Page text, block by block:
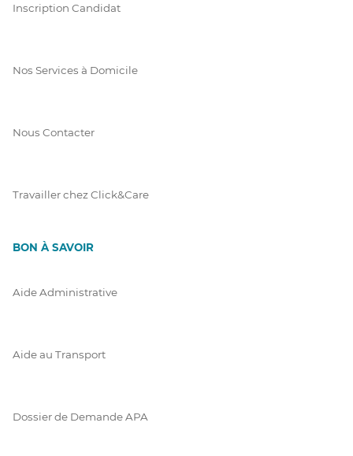
Inscription Candidat
Nos Services à Domicile
Nous Contacter
Travailler chez Click&Care
BON À SAVOIR
Aide Administrative
Aide au Transport
Dossier de Demande APA